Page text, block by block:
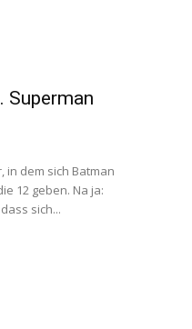
Superman
in dem sich Batman
12 geben. Na ja:
sich...